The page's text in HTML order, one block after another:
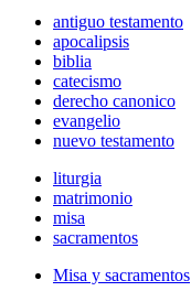
antiguo testamento
apocalipsis
biblia
catecismo
derecho canonico
evangelio
nuevo testamento
liturgia
matrimonio
misa
sacramentos
Misa y sacramentos